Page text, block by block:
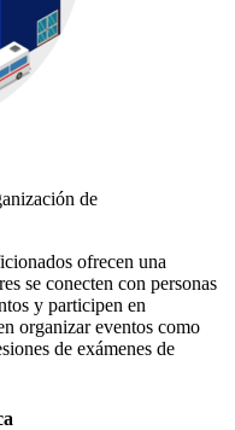
de
ofrecen una
se conecten con personas
y participen en
organizar eventos como
de exámenes de